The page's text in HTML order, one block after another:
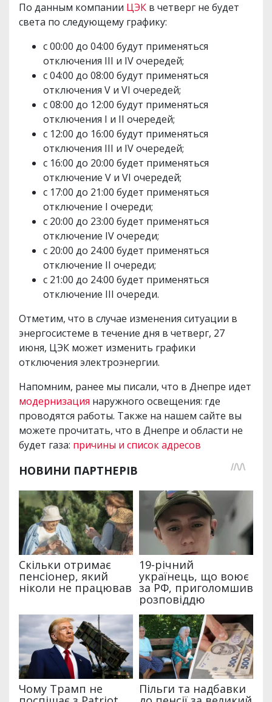
По данным компании ЦЭК в четверг не будет
света по следующему графику:
с 00:00 до 04:00 будут применяться
отключения III и IV очередей;
с 04:00 до 08:00 будут применяться
отключения V и VI очередей;
с 08:00 до 12:00 будут применяться
отключения I и II очередей;
с 12:00 до 16:00 будут применяться
отключения ІІІ и ІV очередей;
с 16:00 до 20:00 будет применяться
отключение V и VI очередей;
с 17:00 до 21:00 будет применяться
отключение I очереди;
с 20:00 до 23:00 будет применяться
отключение IV очереди;
с 20:00 до 24:00 будет применяться
отключение II очереди;
с 21:00 до 24:00 будет применяться
отключение ІІІ очереди.
Отметим, что в случае изменения ситуации в
энергосистеме в течение дня в четверг, 27
июня, ЦЭК может изменить графики
отключения электроэнергии.
Напомним, ранее мы писали, что в Днепре идет
модернизация наружного освещения: где
проводятся работы. Также на нашем сайте вы
можете прочитать, что в Днепре и области не
будет газа: причины и список адресов